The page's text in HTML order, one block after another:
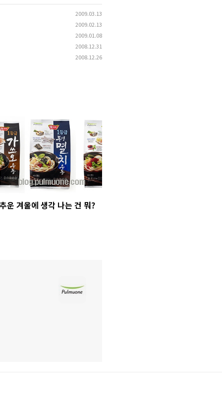
2009.03.13
2009.02.13
2009.01.08
2008.12.31
2008.12.26
추운 겨울에 생각 나는 건 뭐?